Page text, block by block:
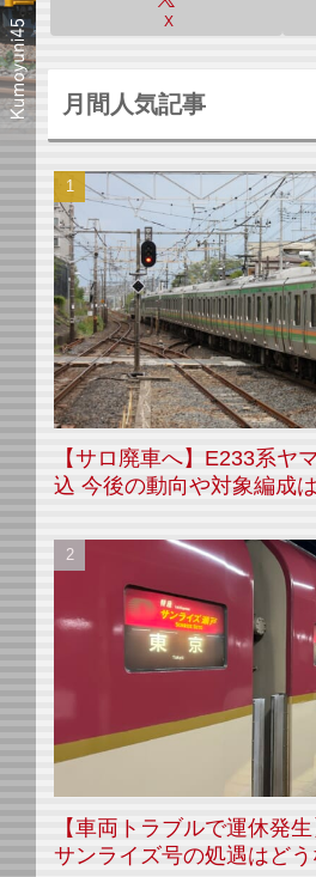
X
月間人気記事
【サロ廃車へ】E233系ヤ
込 今後の動向や対象編成
【車両トラブルで運休発
サンライズ号の処遇はどう